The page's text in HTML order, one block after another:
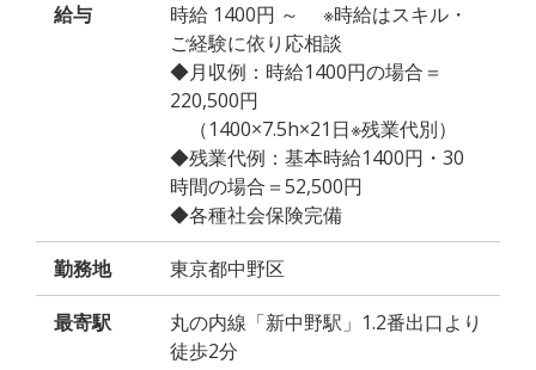
給与
時給 1400円 ～ ※時給はスキル・
ご経験に依り応相談
◆月収例：時給1400円の場合＝
220,500円
（1400×7.5h×21日※残業代別）
◆残業代例：基本時給1400円・30
時間の場合＝52,500円
◆各種社会保険完備
勤務地 東京都中野区
最寄駅
丸の内線「新中野駅」1.2番出口より
徒歩2分